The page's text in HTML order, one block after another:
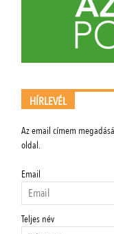
HÍRLEVÉL
Az email címem
oldal.
Email
Teljes név